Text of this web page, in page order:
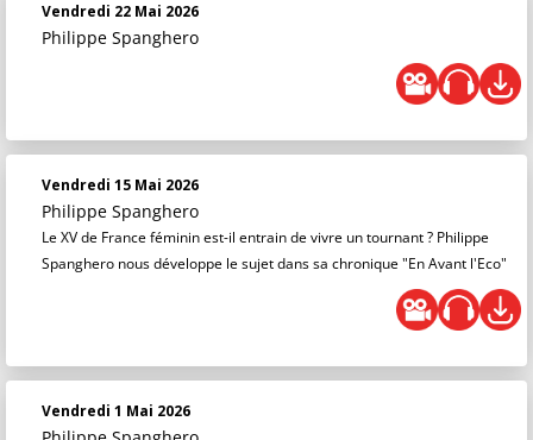
Vendredi 22 Mai 2026
Philippe Spanghero
Vendredi 15 Mai 2026
Philippe Spanghero
Le XV de France féminin est-il entrain de vivre un tournant ? Philippe
Spanghero nous développe le sujet dans sa chronique "En Avant l'Eco"
Vendredi 1 Mai 2026